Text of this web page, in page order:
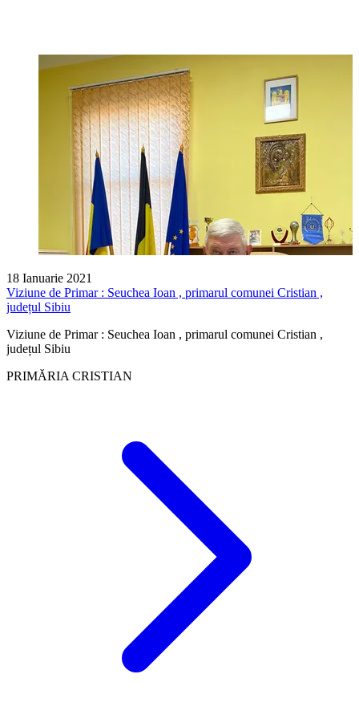
18 Ianuarie 2021
Viziune de Primar : Seuchea Ioan , primarul comunei Cristian ,
județul Sibiu
Viziune de Primar : Seuchea Ioan , primarul comunei Cristian ,
județul Sibiu
PRIMĂRIA CRISTIAN